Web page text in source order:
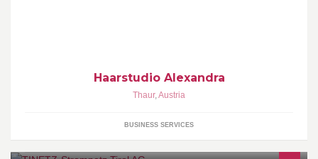
Haarstudio Alexandra
Thaur,Austria
BUSINESS SERVICES